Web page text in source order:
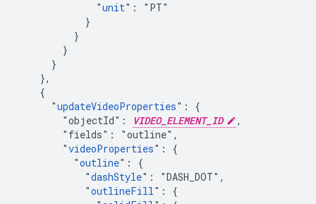
              "
unit": "PT"
            }
          }
        }
      }
    },
    {
      "
updateVideoProperties": {
        "objectId":
VIDEO_ELEMENT_ID
,
        "fields": "outline",
        "
videoProperties": {
          "
outline": {
            "
dashStyle": "DASH_DOT",
            "
outlineFill": {